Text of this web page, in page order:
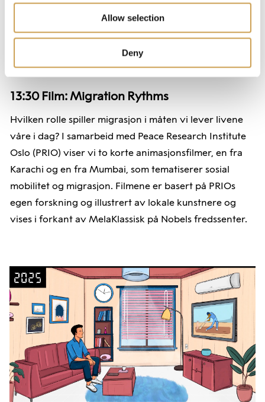
Allow selection
Deny
13:30Film: Migration Rythms
Hvilken rolle spiller migrasjon i måten vi lever livene
våre i dag? I samarbeid med Peace Research Institute
Oslo (PRIO) viser vi to korte animasjonsfilmer, en fra
Karachi og en fra Mumbai, som tematiserer sosial
mobilitet og migrasjon. Filmene er basert på PRIOs
egen forskning og illustrert av lokale kunstnere og
vises i forkant av MelaKlassisk på Nobels fredssenter.